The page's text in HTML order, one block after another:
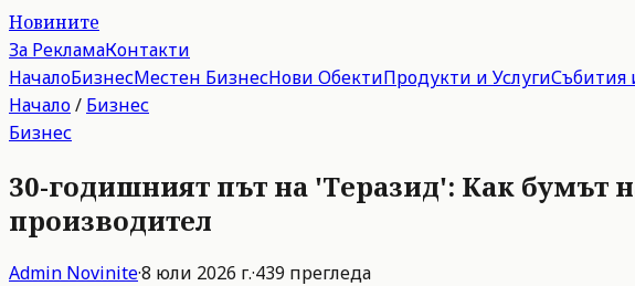
Новините
За РекламаКонтакти
НачалоБизнесМестен БизнесНови ОбектиПродукти и УслугиСъбития
Начало/ Бизнес
Бизнес
30-годишният път на 'Теразид': Как бумът
производител
Admin Novinite·8 юли 2026 г.·439 прегледа